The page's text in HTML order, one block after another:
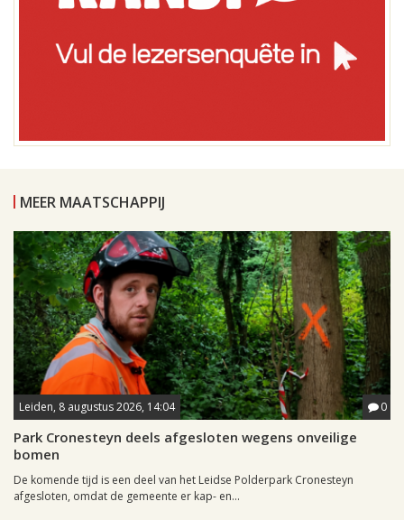
MEER MAATSCHAPPIJ
Leiden, 8 augustus 2026, 14:04 0
Park Cronesteyn deels afgesloten wegens onveilige
bomen
De komende tijd is een deel van het Leidse Polderpark Cronesteyn
afgesloten, omdat de gemeente er kap- en...